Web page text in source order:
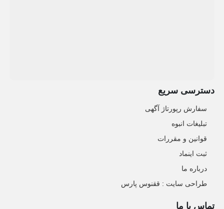
دسترسی سریع
سفارش رپورتاژ آگهی
تبلیغات انبوه
قوانین و مقررات
ثبت اینماد
درباره ما
طراحی سایت : ققنوس پارس
تماس با ما